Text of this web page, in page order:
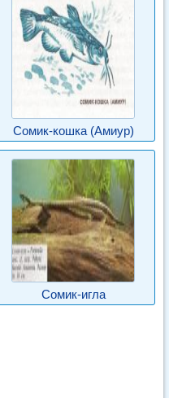
Сомик-кошка (Амиур)
Сомик-игла